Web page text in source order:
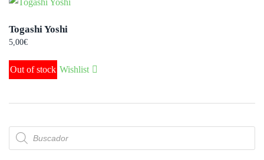
Togashi Yoshi
5,00€
Out of stock Wishlist
Búsqueda
de
productos